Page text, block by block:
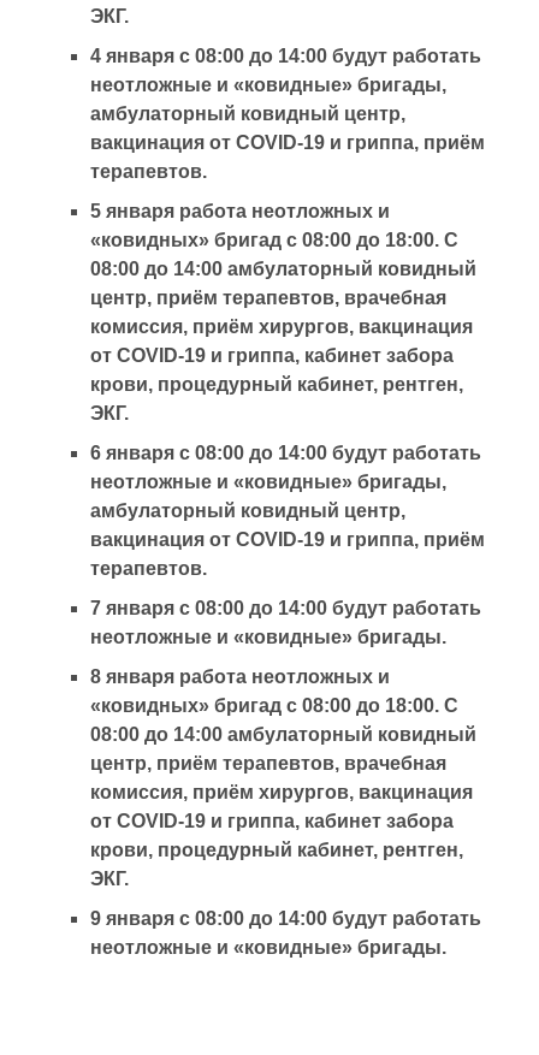
ЭКГ.
4 января с 08:00 до 14:00 будут работать
неотложные и «ковидные» бригады,
амбулаторный ковидный центр,
вакцинация от COVID-19 и гриппа, приём
терапевтов.
5 января работа неотложных и
«ковидных» бригад с 08:00 до 18:00. С
08:00 до 14:00 амбулаторный ковидный
центр, приём терапевтов, врачебная
комиссия, приём хирургов, вакцинация
от COVID-19 и гриппа, кабинет забора
крови, процедурный кабинет, рентген,
ЭКГ.
6 января с 08:00 до 14:00 будут работать
неотложные и «ковидные» бригады,
амбулаторный ковидный центр,
вакцинация от COVID-19 и гриппа, приём
терапевтов.
7 января с 08:00 до 14:00 будут работать
неотложные и «ковидные» бригады.
8 января работа неотложных и
«ковидных» бригад с 08:00 до 18:00. С
08:00 до 14:00 амбулаторный ковидный
центр, приём терапевтов, врачебная
комиссия, приём хирургов, вакцинация
от COVID-19 и гриппа, кабинет забора
крови, процедурный кабинет, рентген,
ЭКГ.
9 января с 08:00 до 14:00 будут работать
неотложные и «ковидные» бригады.